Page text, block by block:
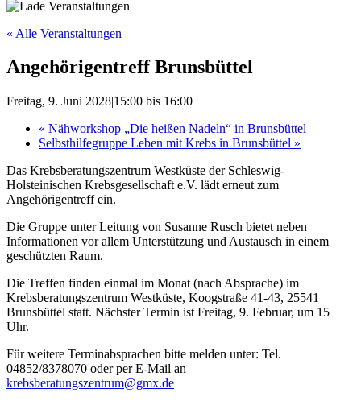
« Alle Veranstaltungen
Angehörigentreff Brunsbüttel
Freitag, 9. Juni 2028|15:00 bis 16:00
« Nähworkshop „Die heißen Nadeln“ in Brunsbüttel
Selbsthilfegruppe Leben mit Krebs in Brunsbüttel »
Das Krebsberatungszentrum Westküste der Schleswig-
Holsteinischen Krebsgesellschaft e.V. lädt erneut zum
Angehörigentreff ein.
Die Gruppe unter Leitung von Susanne Rusch bietet neben
Informationen vor allem Unterstützung und Austausch in einem
geschützten Raum.
Die Treffen finden einmal im Monat (nach Absprache) im
Krebsberatungszentrum Westküste, Koogstraße 41-43, 25541
Brunsbüttel statt. Nächster Termin ist Freitag, 9. Februar, um 15
Uhr.
Für weitere Terminabsprachen bitte melden unter: Tel.
04852/8378070 oder per E-Mail an
krebsberatungszentrum@gmx.de